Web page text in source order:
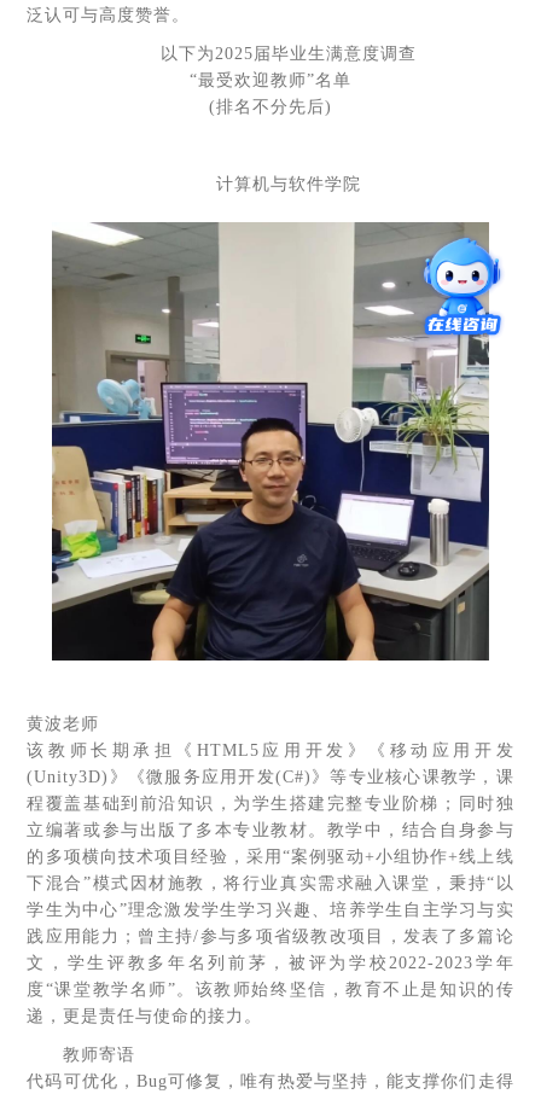
泛认可与高度赞誉。
以下为2025届毕业生满意度调查
“最受欢迎教师”名单
(排名不分先后)
计算机与软件学院
黄波老师
该教师长期承担《HTML5应用开发》《移动应用开发
(Unity3D)》《微服务应用开发(C#)》等专业核心课教学，课
程覆盖基础到前沿知识，为学生搭建完整专业阶梯；同时独
立编著或参与出版了多本专业教材。教学中，结合自身参与
的多项横向技术项目经验，采用“案例驱动+小组协作+线上线
下混合”模式因材施教，将行业真实需求融入课堂，秉持“以
学生为中心”理念激发学生学习兴趣、培养学生自主学习与实
践应用能力；曾主持/参与多项省级教改项目，发表了多篇论
文，学生评教多年名列前茅，被评为学校2022-2023学年
度“课堂教学名师”。该教师始终坚信，教育不止是知识的传
递，更是责任与使命的接力。
教师寄语
代码可优化，Bug可修复，唯有热爱与坚持，能支撑你们走得